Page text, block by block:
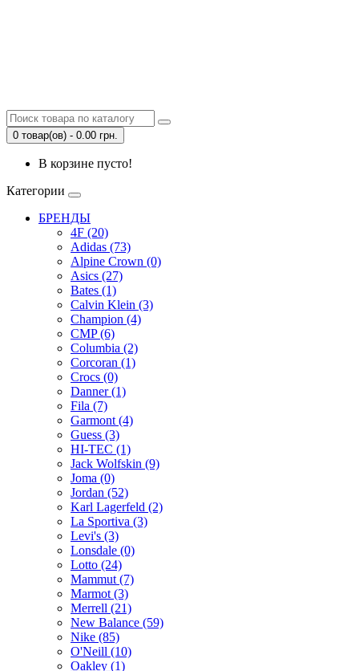
0 товар(ов) - 0.00 грн.
В корзине пусто!
Категории
БРЕНДЫ
4F (20)
Adidas (73)
Alpine Crown (0)
Asics (27)
Bates (1)
Calvin Klein (3)
Champion (4)
CMP (6)
Columbia (2)
Corcoran (1)
Crocs (0)
Danner (1)
Fila (7)
Garmont (4)
Guess (3)
HI-TEC (1)
Jack Wolfskin (9)
Joma (0)
Jordan (52)
Karl Lagerfeld (2)
La Sportiva (3)
Levi's (3)
Lonsdale (0)
Lotto (24)
Mammut (7)
Marmot (3)
Merrell (21)
New Balance (59)
Nike (85)
O'Neill (10)
Oakley (1)